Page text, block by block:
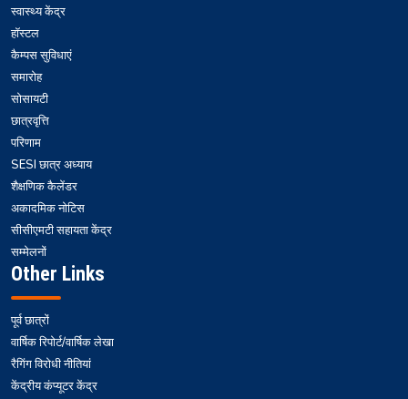
स्वास्थ्य केंद्र
हॉस्टल
कैम्पस सुविधाएं
समारोह
सोसायटी
छात्रवृत्ति
परिणाम
SESI छात्र अध्याय
शैक्षणिक कैलेंडर
अकादमिक नोटिस
सीसीएमटी सहायता केंद्र
सम्मेलनों
Other Links
पूर्व छात्रों
वार्षिक रिपोर्ट/वार्षिक लेखा
रैगिंग विरोधी नीतियां
केंद्रीय कंप्यूटर केंद्र